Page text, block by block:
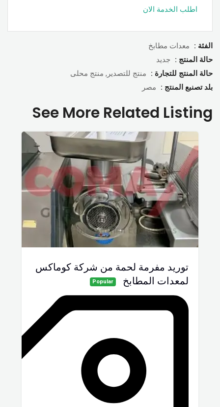
اطلب الخدمة الان
الفئة :
معدات مطابخ
حالة المنتج :
جديد
حالة المنتج للتجارة :
منتج للتصدير, منتج محلى
بلد تصنبع المنتج :
مصر
See More Related Listing
توريد مفرمة لحمة من شركة كوماكس
لمعدات المطابخ
Popular